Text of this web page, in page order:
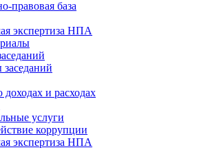
правовая база
экспертиза НПА
доходах и расходах
услуги
коррупции
экспертиза НПА